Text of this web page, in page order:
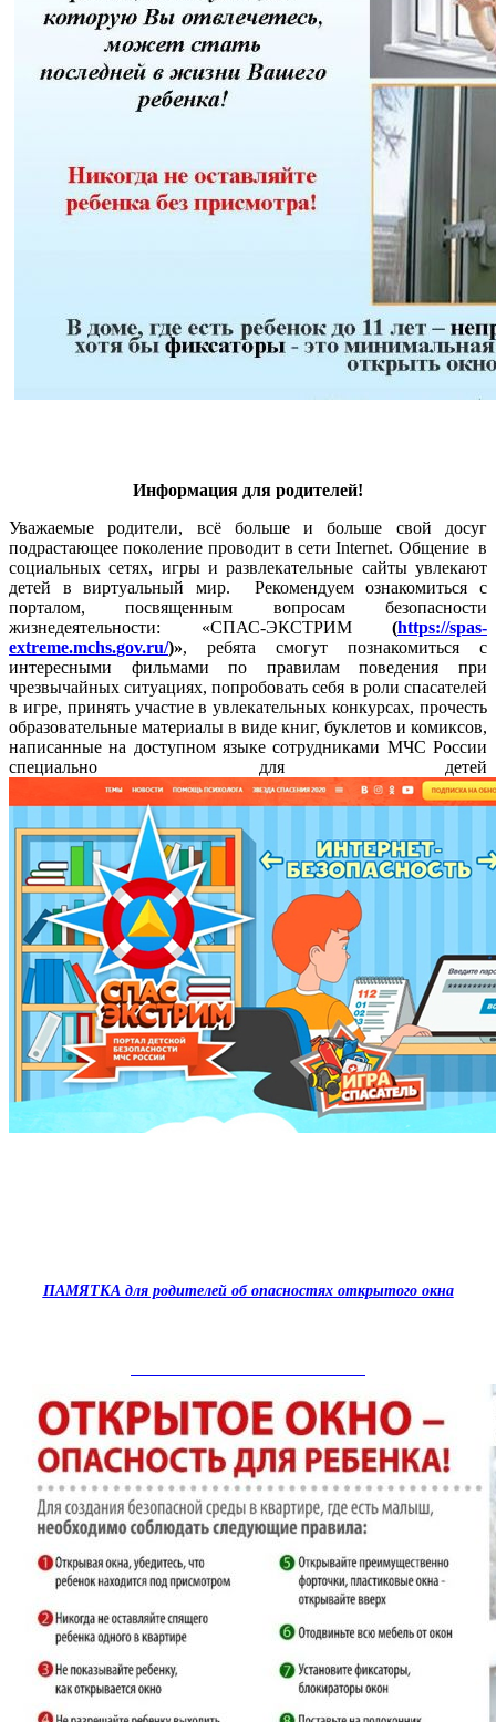
Информация для родителей!
Уважаемые родители, всё больше и больше свой досуг
подрастающее поколение проводит в сети Internet. Общение в
социальных сетях, игры и развлекательные сайты увлекают
детей в виртуальный мир. Рекомендуем ознакомиться с
порталом, посвященным вопросам безопасности
жизнедеятельности: «СПАС-ЭКСТРИМ (https://spas-
extreme.mchs.gov.ru/)», ребята смогут познакомиться с
интересными фильмами по правилам поведения при
чрезвычайных ситуациях, попробовать себя в роли спасателей
в игре, принять участие в увлекательных конкурсах, прочесть
образовательные материалы в виде книг, буклетов и комиксов,
написанные на доступном языке сотрудниками МЧС России
специально для детей
ПАМЯТКА для родителей об опасностях открытого окна